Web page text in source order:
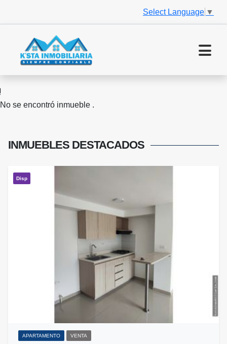
Select Language ▼
No se encontró inmueble .
INMUEBLES DESTACADOS
Disp
APARTAMENTO VENTA